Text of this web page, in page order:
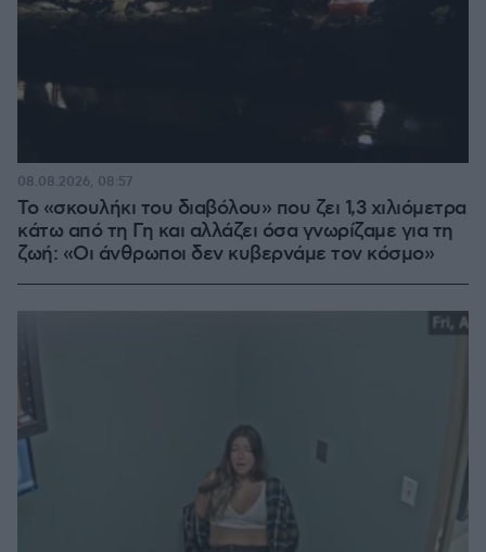
Το «σκουλήκι του διαβόλου» που ζει 1,3 χιλιόμετρα
κάτω από τη Γη και αλλάζει όσα γνωρίζαμε για τη
ζωή: «Οι άνθρωποι δεν κυβερνάμε τον κόσμο»
08.08.2026, 08:57